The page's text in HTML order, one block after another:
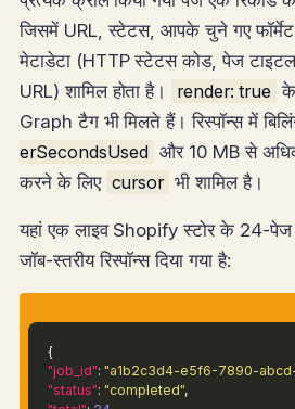
जिसमें URL, स्टेटस, आपके चुने गए
मेटाडेटा (HTTP स्टेटस कोड, पेज
URL) शामिल होता है।
render: true
Graph टैग भी मिलते हैं। रिस्पॉन्स में
erSecondsUsed और 10 MB से
करने के लिए cursor भी शामिल है।
यहां एक लाइव Shopify स्टोर के 24-पेज
जॉब-स्तरीय रिस्पॉन्स दिया गया है:
{
"job_id": "a1b2c3d4-e5f6-7890-
"status": "completed",